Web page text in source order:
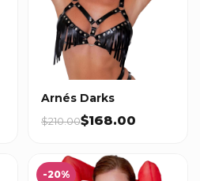
Arnés Darks
$210.00$168.00
-20%